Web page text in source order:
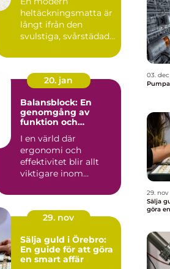
heltäckningsmatta är
långt ifrån den
svulstiga, svårstädade
minns från 70-...
20. jan
Balansblock: En
genomgång av
funktion och
I en värld där
ergonomi och
effektivitet blir allt
viktigare inom
29. nov
Sälja guld i Örebro:
En guide för att göra
en smart affär
03. dec
29. nov
Sälja
göra